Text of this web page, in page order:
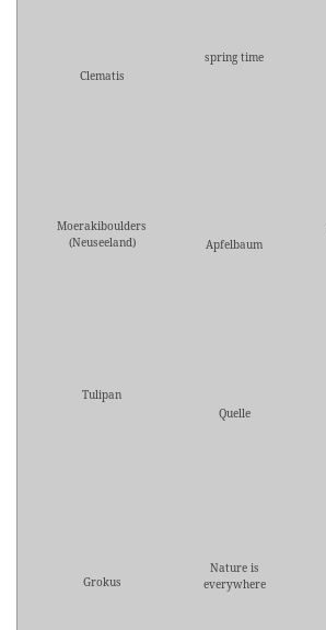
Clematis
spring time
Moerakiboulders
(Neuseeland)
Apfelbaum
Tulipan
Quelle
Grokus
Nature is
everywhere